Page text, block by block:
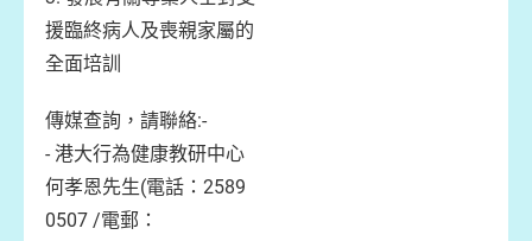
援臨終病人及喪親家屬的
全面培訓
傳媒查詢，請聯絡:-
- 港大行為健康教研中心
何孝恩先生(電話：2589
0507 /電郵：